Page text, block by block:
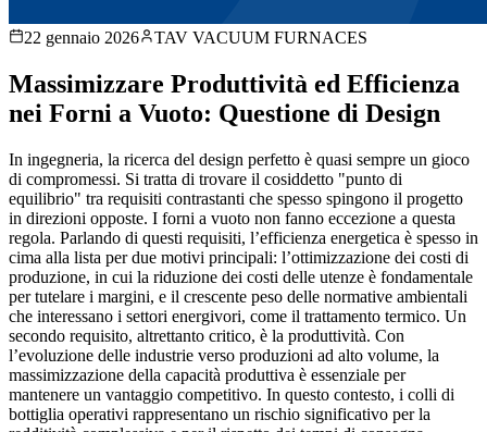
22 gennaio 2026 TAV VACUUM FURNACES
Massimizzare Produttività ed Efficienza
nei Forni a Vuoto: Questione di Design
In ingegneria, la ricerca del design perfetto è quasi sempre un gioco
di compromessi. Si tratta di trovare il cosiddetto "punto di
equilibrio" tra requisiti contrastanti che spesso spingono il progetto
in direzioni opposte. I forni a vuoto non fanno eccezione a questa
regola. Parlando di questi requisiti, l’efficienza energetica è spesso in
cima alla lista per due motivi principali: l’ottimizzazione dei costi di
produzione, in cui la riduzione dei costi delle utenze è fondamentale
per tutelare i margini, e il crescente peso delle normative ambientali
che interessano i settori energivori, come il trattamento termico. Un
secondo requisito, altrettanto critico, è la produttività. Con
l’evoluzione delle industrie verso produzioni ad alto volume, la
massimizzazione della capacità produttiva è essenziale per
mantenere un vantaggio competitivo. In questo contesto, i colli di
bottiglia operativi rappresentano un rischio significativo per la